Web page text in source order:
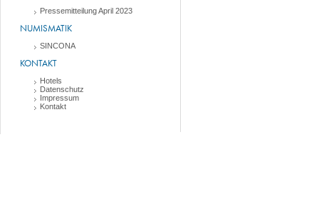
Pressemitteilung April 2023
NUMISMATIK
SINCONA
KONTAKT
Hotels
Datenschutz
Impressum
Kontakt